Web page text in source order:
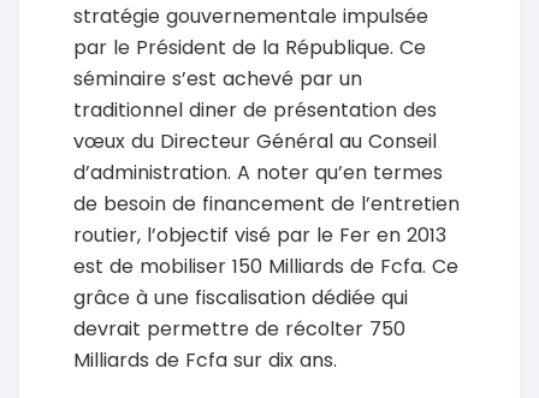
stratégie gouvernementale impulsée
par le Président de la République. Ce
séminaire s’est achevé par un
traditionnel diner de présentation des
vœux du Directeur Général au Conseil
d’administration. A noter qu’en termes
de besoin de financement de l’entretien
routier, l’objectif visé par le Fer en 2013
est de mobiliser 150 Milliards de Fcfa. Ce
grâce à une fiscalisation dédiée qui
devrait permettre de récolter 750
Milliards de Fcfa sur dix ans.